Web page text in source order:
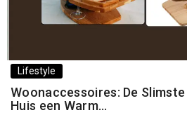
Lifestyle
Woonaccessoires: De
Huis een Warm…